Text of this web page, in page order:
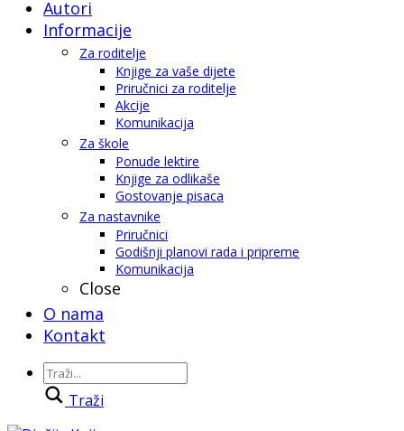
Autori
Informacije
Za roditelje
Knjige za vaše dijete
Priručnici za roditelje
Akcije
Komunikacija
Za škole
Ponude lektire
Knjige za odlikaše
Gostovanje pisaca
Za nastavnike
Priručnici
Godišnji planovi rada i pripreme
Komunikacija
Close
O nama
Kontakt
Traži